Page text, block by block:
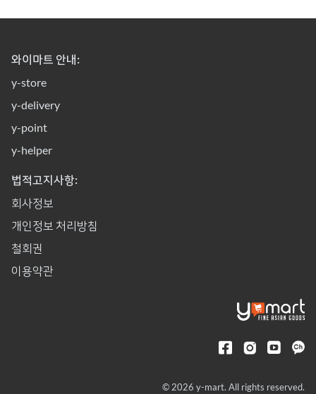
와이마트 안내:
y-store
y-delivery
y-point
y-helper
법적고지사항:
회사정보
개인정보 처리방침
철회권
이용약관
© 2026 y-mart. All rights reserved.